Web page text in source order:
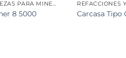
REFACCIONES Y PIEZAS PARA MINERÍA
8 5000 Carcasa Tipo